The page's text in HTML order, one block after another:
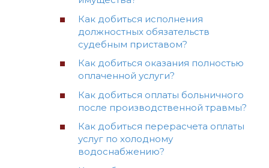
Как добиться исполнения
должностных обязательств
судебным приставом?
Как добиться оказания полностью
оплаченной услуги?
Как добиться оплаты больничного
после производственной травмы?
Как добиться перерасчета оплаты
услуг по холодному
водоснабжению?